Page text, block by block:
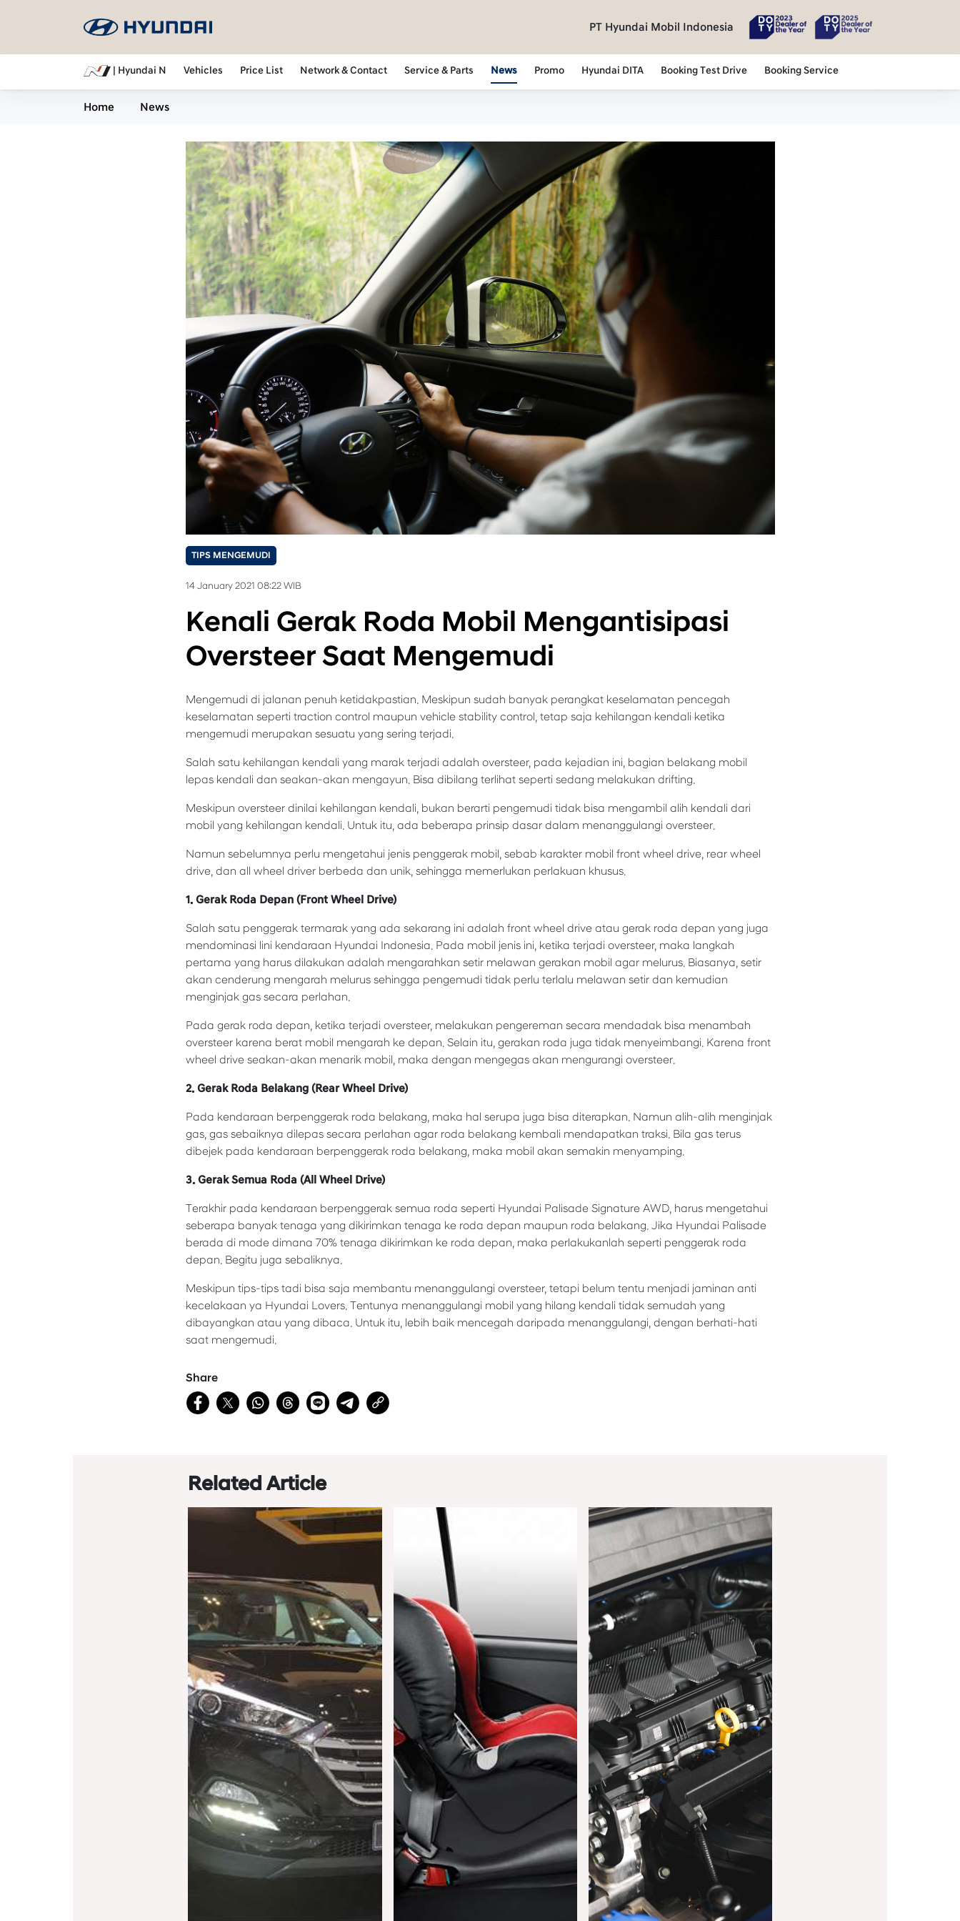
PT Hyundai Mobil Indonesia
| Hyundai N Vehicles Price List Network & Contact Service & Parts News Promo Hyundai DITA Booking Test Drive Booking Service
Home News
TIPS MENGEMUDI
14 January 2021 08:22 WIB
Kenali Gerak Roda Mobil Mengantisipasi
Oversteer Saat Mengemudi
Mengemudi di jalanan penuh ketidakpastian. Meskipun sudah banyak perangkat keselamatan pencegah
keselamatan seperti traction control maupun vehicle stability control, tetap saja kehilangan kendali ketika
mengemudi merupakan sesuatu yang sering terjadi.
Salah satu kehilangan kendali yang marak terjadi adalah oversteer, pada kejadian ini, bagian belakang mobil
lepas kendali dan seakan-akan mengayun. Bisa dibilang terlihat seperti sedang melakukan drifting.
Meskipun oversteer dinilai kehilangan kendali, bukan berarti pengemudi tidak bisa mengambil alih kendali dari
mobil yang kehilangan kendali. Untuk itu, ada beberapa prinsip dasar dalam menanggulangi oversteer.
Namun sebelumnya perlu mengetahui jenis penggerak mobil, sebab karakter mobil front wheel drive, rear wheel
drive, dan all wheel driver berbeda dan unik, sehingga memerlukan perlakuan khusus.
1. Gerak Roda Depan (Front Wheel Drive)
Salah satu penggerak termarak yang ada sekarang ini adalah front wheel drive atau gerak roda depan yang juga
mendominasi lini kendaraan Hyundai Indonesia. Pada mobil jenis ini, ketika terjadi oversteer, maka langkah
pertama yang harus dilakukan adalah mengarahkan setir melawan gerakan mobil agar melurus. Biasanya, setir
akan cenderung mengarah melurus sehingga pengemudi tidak perlu terlalu melawan setir dan kemudian
menginjak gas secara perlahan.
Pada gerak roda depan, ketika terjadi oversteer, melakukan pengereman secara mendadak bisa menambah
oversteer karena berat mobil mengarah ke depan. Selain itu, gerakan roda juga tidak menyeimbangi. Karena front
wheel drive seakan-akan menarik mobil, maka dengan mengegas akan mengurangi oversteer.
2. Gerak Roda Belakang (Rear Wheel Drive)
Pada kendaraan berpenggerak roda belakang, maka hal serupa juga bisa diterapkan. Namun alih-alih menginjak
gas, gas sebaiknya dilepas secara perlahan agar roda belakang kembali mendapatkan traksi. Bila gas terus
dibejek pada kendaraan berpenggerak roda belakang, maka mobil akan semakin menyamping.
3. Gerak Semua Roda (All Wheel Drive)
Terakhir pada kendaraan berpenggerak semua roda seperti Hyundai Palisade Signature AWD, harus mengetahui
seberapa banyak tenaga yang dikirimkan tenaga ke roda depan maupun roda belakang. Jika Hyundai Palisade
berada di mode dimana 70% tenaga dikirimkan ke roda depan, maka perlakukanlah seperti penggerak roda
depan. Begitu juga sebaliknya.
Meskipun tips-tips tadi bisa saja membantu menanggulangi oversteer, tetapi belum tentu menjadi jaminan anti
kecelakaan ya Hyundai Lovers. Tentunya menanggulangi mobil yang hilang kendali tidak semudah yang
dibayangkan atau yang dibaca. Untuk itu, lebih baik mencegah daripada menanggulangi, dengan berhati-hati
saat mengemudi.
Share
Related Article